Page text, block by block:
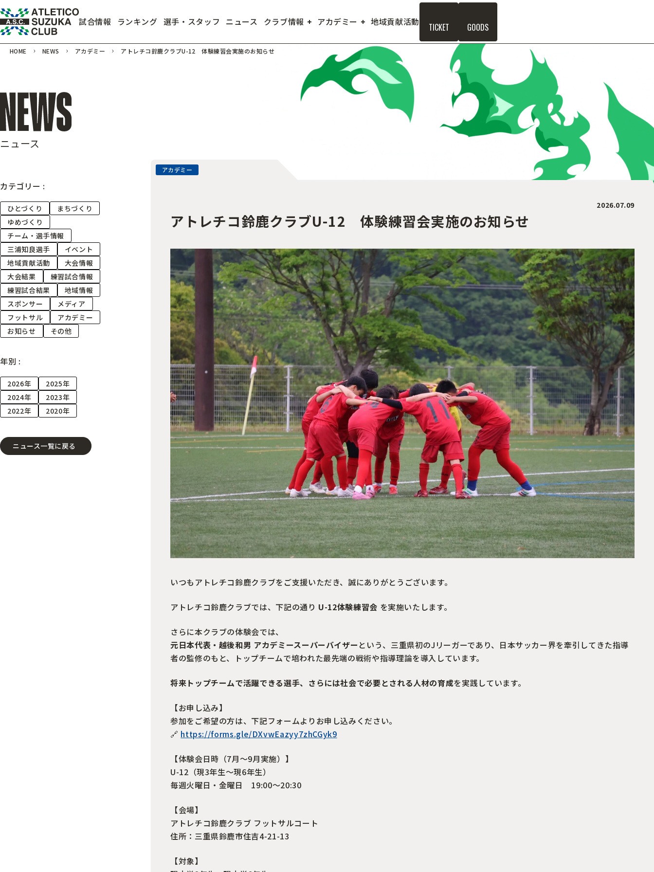
試合情報 ランキング 選手・スタッフ ニュース クラブ情報 アカデミー 地域貢献活動 TICKET GOODS
HOME NEWS アカデミー アトレチコ鈴鹿クラブU-12 体験練習会実施のお知らせ
ニュース
カテゴリー :
ひとづくり
まちづくり
ゆめづくり
チーム・選手情報
三浦知良選手
イベント
地域貢献活動
大会情報
大会結果
練習試合情報
練習試合結果
地域情報
スポンサー
メディア
フットサル
アカデミー
お知らせ
その他
年別 :
2026年
2025年
2024年
2023年
2022年
2020年
ニュース一覧に戻る
アカデミー
2026.07.09
アトレチコ鈴鹿クラブU-12 体験練習会実施のお知らせ
いつもアトレチコ鈴鹿クラブをご支援いただき、誠にありがとうございます。
アトレチコ鈴鹿クラブでは、下記の通り U-12体験練習会 を実施いたします。
さらに本クラブの体験会では、
元日本代表・越後和男 アカデミースーパーバイザー という、三重県初のJリーガーであり、日本サッカー界を牽引してきた指導
者の監修のもと、トップチームで培われた最先端の戦術や指導理論を導入しています。
将来トップチームで活躍できる選手、さらには社会で必要とされる人材の育成を実践しています。
【お申し込み】
参加をご希望の方は、下記フォームよりお申し込みください。
🔗 https://forms.gle/DXvwEazyy7zhCGyk9
【体験会日時（7月～9月実施）】
U-12（現3年生〜現6年生）
毎週火曜日・金曜日 19:00〜20:30
【会場】
アトレチコ鈴鹿クラブ フットサルコート
住所：三重県鈴鹿市住吉4-21-13
【対象】